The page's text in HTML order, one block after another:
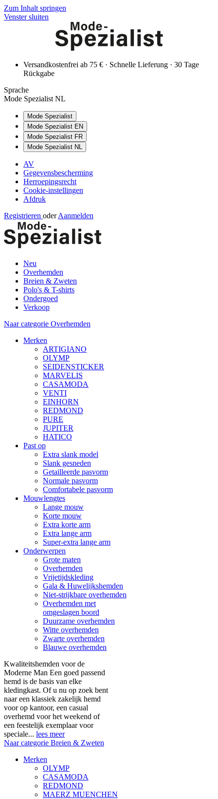
Zum Inhalt springen
Venster sluiten
Versandkostenfrei ab 75 € · Schnelle Lieferung · 30 Tage
Rückgabe
Sprache
Mode Spezialist NL
Mode Spezialist
Mode Spezialist EN
Mode Spezialist FR
Mode Spezialist NL
AV
Gegevensbescherming
Herroepingsrecht
Cookie-instellingen
Afdruk
Registrieren oder Aanmelden
Neu
Overhemden
Breien & Zweten
Polo's & T-shirts
Ondergoed
Verkoop
Naar categorie Overhemden
Merken
ARTIGIANO
OLYMP
SEIDENSTICKER
MARVELIS
CASAMODA
VENTI
EINHORN
REDMOND
PURE
JUPITER
HATICO
Past op
Extra slank model
Slank gesneden
Getailleerde pasvorm
Normale pasvorm
Comfortabele pasvorm
Mouwlengtes
Lange mouw
Korte mouw
Extra korte arm
Extra lange arm
Super-extra lange arm
Onderwerpen
Grote maten
Overhemden
Vrijetijdskleding
Gala & Huwelijkshemden
Niet-strijkbare overhemden
Overhemden met
omgeslagen boord
Duurzame overhemden
Witte overhemden
Zwarte overhemden
Blauwe overhemden
Kwaliteitshemden voor de
Moderne Man Een goed passend
hemd is de basis van elke
kledingkast. Of u nu op zoek bent
naar een klassiek zakelijk hemd
voor op kantoor, een casual
overhemd voor het weekend of
een feestelijk exemplaar voor
speciale... lees meer
Naar categorie Breien & Zweten
Merken
OLYMP
CASAMODA
REDMOND
MAERZ MUENCHEN